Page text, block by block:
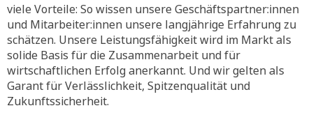
viele Vorteile: So wissen unsere Geschäftspartner:innen
und Mitarbeiter:innen unsere langjährige Erfahrung zu
schätzen. Unsere Leistungsfähigkeit wird im Markt als
solide Basis für die Zusammenarbeit und für
wirtschaftlichen Erfolg anerkannt. Und wir gelten als
Garant für Verlässlichkeit, Spitzenqualität und
Zukunftssicherheit.